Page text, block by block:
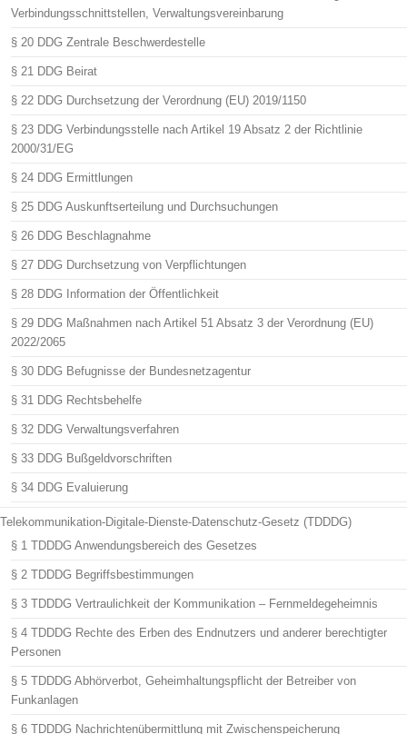
Verbindungsschnittstellen, Verwaltungsvereinbarung
§ 20 DDG Zentrale Beschwerdestelle
§ 21 DDG Beirat
§ 22 DDG Durchsetzung der Verordnung (EU) 2019/1150
§ 23 DDG Verbindungsstelle nach Artikel 19 Absatz 2 der Richtlinie
2000/31/EG
§ 24 DDG Ermittlungen
§ 25 DDG Auskunftserteilung und Durchsuchungen
§ 26 DDG Beschlagnahme
§ 27 DDG Durchsetzung von Verpflichtungen
§ 28 DDG Information der Öffentlichkeit
§ 29 DDG Maßnahmen nach Artikel 51 Absatz 3 der Verordnung (EU)
2022/2065
§ 30 DDG Befugnisse der Bundesnetzagentur
§ 31 DDG Rechtsbehelfe
§ 32 DDG Verwaltungsverfahren
§ 33 DDG Bußgeldvorschriften
§ 34 DDG Evaluierung
Telekommunikation-Digitale-Dienste-Datenschutz-Gesetz (TDDDG)
§ 1 TDDDG Anwendungsbereich des Gesetzes
§ 2 TDDDG Begriffsbestimmungen
§ 3 TDDDG Vertraulichkeit der Kommunikation – Fernmeldegeheimnis
§ 4 TDDDG Rechte des Erben des Endnutzers und anderer berechtigter
Personen
§ 5 TDDDG Abhörverbot, Geheimhaltungspflicht der Betreiber von
Funkanlagen
§ 6 TDDDG Nachrichtenübermittlung mit Zwischenspeicherung